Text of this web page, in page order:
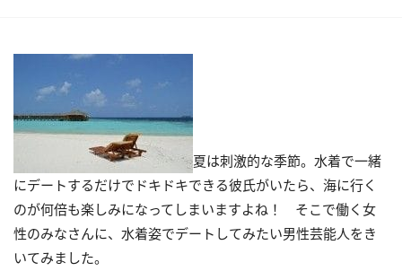
夏は刺激的な季節。水着で一緒
にデートするだけでドキドキできる彼氏がいたら、海に行く
のが何倍も楽しみになってしまいますよね！ そこで働く女
性のみなさんに、水着姿でデートしてみたい男性芸能人をき
いてみました。